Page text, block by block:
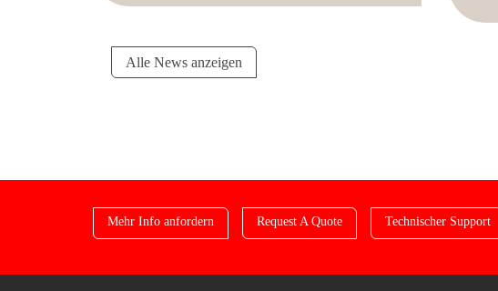
Alle News anzeigen
Mehr Info anfordern Request A Quote Technischer Support